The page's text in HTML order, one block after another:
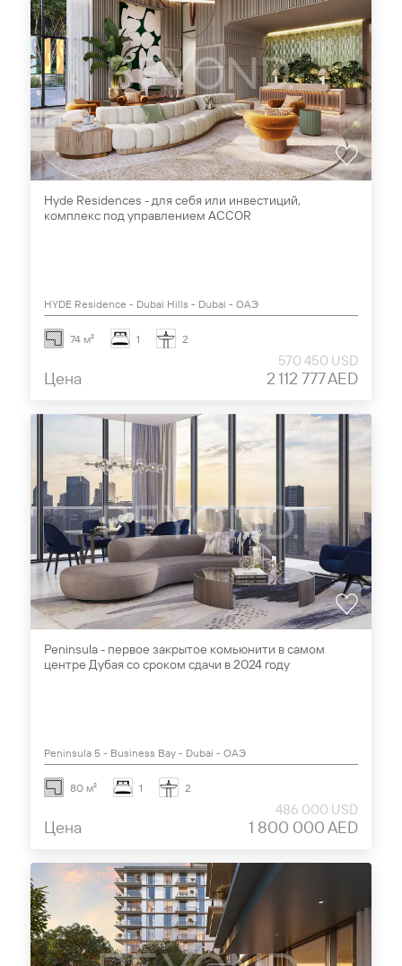
Hyde Residences - для себя или инвестиций,
комплекс под управлением ACСOR
HYDE Residence - Dubai Hills - Dubai - ОАЭ
74 м² 1 2
Цена
570 450 USD
2 112 777 AED
Peninsula - первое закрытое комьюнити в самом
центре Дубая со сроком сдачи в 2024 году
Peninsula 5 - Business Bay - Dubai - ОАЭ
80 м² 1 2
Цена
486 000 USD
1 800 000 AED